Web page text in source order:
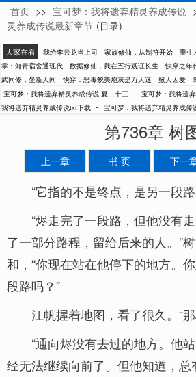
夏二十三
首页 >> 宝可梦：我将遗弃精灵养成传说
灵养成传说最新章节 (目录)
大家在看 我给李云龙当上司 家族修仙，从制符开始 重生
零：知青宿舍通现代
数据修仙，我在五行观证长生 快穿之年
武同修，坐断人间
快穿：恶毒貌美炮灰是万人迷 鲛人囚爱
宝可梦：我将遗弃精灵养成传说 夏二十三 - 宝可梦：我将遗
我将遗弃精灵养成传说txt下载 - 宝可梦：我将遗弃精灵养成传
第736章 树
上一章 书 页 下一
“它指的不是终点，是另一段
“烬走完了一段路，但他没有
了一部分路程，留给后来的人。”
和，“你现在站在他停下的地方。
段路吗？”
江帆握着地图，看了很久。“
“通向烬没有去过的地方。他
经无法继续向前了。但他知道，